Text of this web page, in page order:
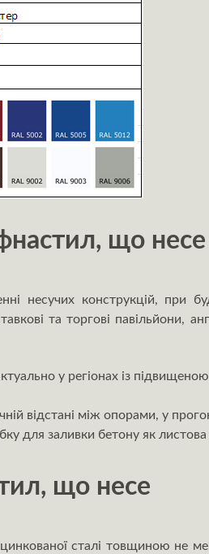
що несе
несучих конструкцій, при
та торгові павільйони,
у регіонах із
відстані між опорами, у
для заливки бетону як
що несе
сталі товщиною не